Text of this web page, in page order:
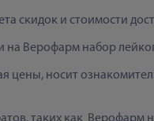
скидок и стоимости
на Верофарм набор
цены, носит